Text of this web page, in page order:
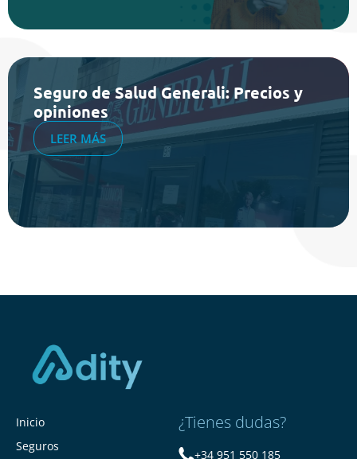
Seguro de Salud Generali: Precios y
opiniones
LEER MÁS
Inicio
Seguros
¿Tienes dudas?
+34 951 550 185